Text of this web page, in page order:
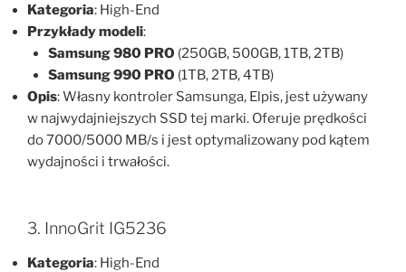
Kategoria: High-End
Przykłady modeli:
Samsung 980 PRO (250GB, 500GB, 1TB, 2TB)
Samsung 990 PRO (1TB, 2TB, 4TB)
Opis: Własny kontroler Samsunga, Elpis, jest używany
w najwydajniejszych SSD tej marki. Oferuje prędkości
do 7000/5000 MB/s i jest optymalizowany pod kątem
wydajności i trwałości.
3. InnoGrit IG5236
Kategoria: High-End